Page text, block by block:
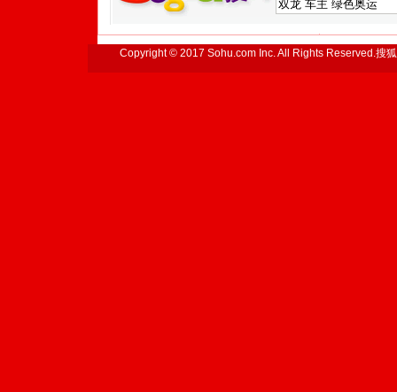
Copyright © 2017 Sohu.com Inc. All Rights Reserved.搜